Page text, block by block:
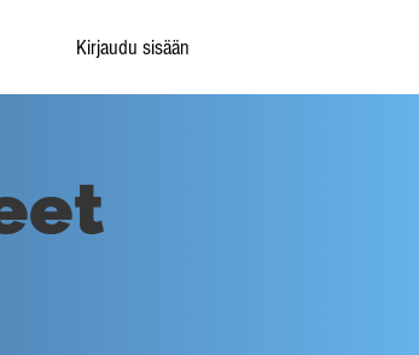
Kirjaudu sisään